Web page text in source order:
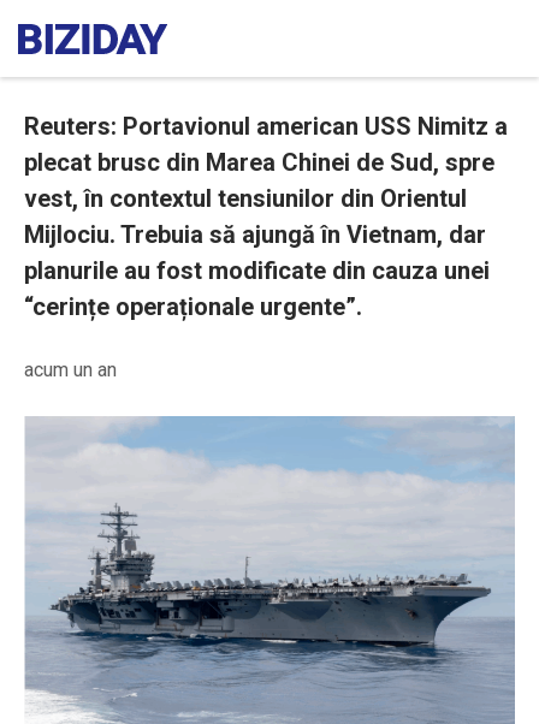
Reuters: Portavionul american USS Nimitz a
plecat brusc din Marea Chinei de Sud, spre
vest, în contextul tensiunilor din Orientul
Mijlociu. Trebuia să ajungă în Vietnam, dar
planurile au fost modificate din cauza unei
“cerințe operaționale urgente”.
acum un an